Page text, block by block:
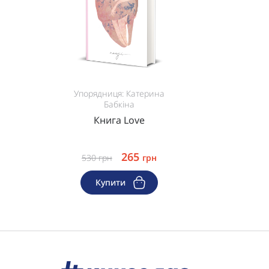
Упорядниця: Катерина
Бабкіна
Книга Love
530грн 265 грн
Купити